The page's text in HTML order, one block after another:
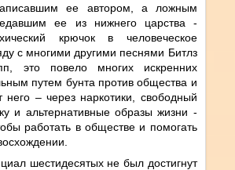
ее автором, а ложным
ее из нижнего царства -
крючок в человеческое
с многими другими песнями Битлз
это повело многих искренних
путем бунта против общества и
него – через наркотики, свободный
и альтернативные образы жизни -
работать в обществе и помогать
шестидесятых не был достигнут